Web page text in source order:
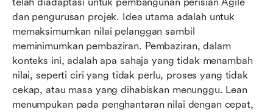
dan pengurusan projek. Idea utama adalah untuk
memaksimumkan nilai pelanggan sambil
meminimumkan pembaziran. Pembaziran, dalam
konteks ini, adalah apa sahaja yang tidak menambah
nilai, seperti ciri yang tidak perlu, proses yang tidak
cekap, atau masa yang dihabiskan menunggu. Lean
menumpukan pada penghantaran nilai dengan cepat,